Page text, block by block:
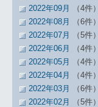
2022年09月
（4件）
2022年08月
（6件）
2022年07月
（5件）
2022年06月
（4件）
2022年05月
（4件）
2022年04月
（4件）
2022年03月
（6件）
2022年02月
（5件）